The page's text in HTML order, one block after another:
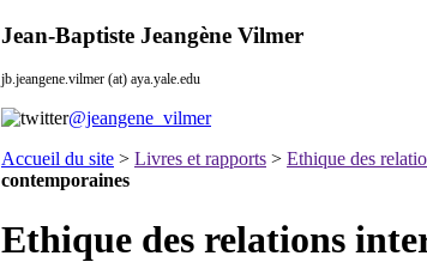
Jean-Baptiste Jeangène Vilmer
jb.jeangene.vilmer (at) aya.yale.edu
@jeangene_vilmer
Accueil du site > Livres et rapports > Ethique des
contemporaines
Ethique des relations